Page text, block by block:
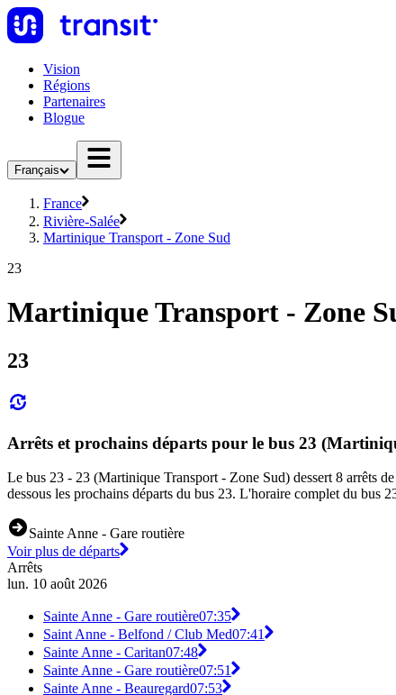
Vision
Régions
Partenaires
Blogue
Français
France
Rivière-Salée
Martinique Transport - Zone Sud
23
Martinique Transport - Zone
23
Arrêts et prochains départs pour le bus 23
Le bus 23 - 23 (Martinique Transport - Zone Sud) dessert 8 arrêts
dessous les prochains départs du bus 23. L'horaire complet du bus
Sainte Anne - Gare routière
Voir plus de départs
Arrêts
lun. 10 août 2026
Sainte Anne - Gare routière07:35
Saint Anne - Belfond / Club Med07:41
Sainte Anne - Caritan07:48
Sainte Anne - Gare routière07:51
Sainte Anne - Beauregard07:53